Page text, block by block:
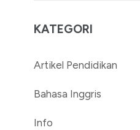
KATEGORI
Artikel Pendidikan
Bahasa Inggris
Info